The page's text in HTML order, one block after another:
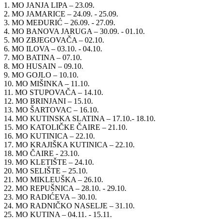
1. MO JANJA LIPA – 23.09.
2. MO JAMARICE – 24.09. - 25.09.
3. MO MEĐURIĆ – 26.09. - 27.09.
4. MO BANOVA JARUGA – 30.09. - 01.10.
5. MO ZBJEGOVAČA – 02.10.
6. MO ILOVA – 03.10. - 04.10.
7. MO BATINA – 07.10.
8. MO HUSAIN – 09.10.
9. MO GOJLO – 10.10.
10. MO MIŠINKA – 11.10.
11. MO STUPOVAČA – 14.10.
12. MO BRINJANI – 15.10.
13. MO ŠARTOVAC – 16.10.
14. MO KUTINSKA SLATINA – 17.10.- 18.10.
15. MO KATOLIČKE ČAIRE – 21.10.
16. MO KUTINICA – 22.10.
17. MO KRAJIŠKA KUTINICA – 22.10.
18. MO ČAIRE - 23.10.
19. MO KLETIŠTE – 24.10.
20. MO SELIŠTE – 25.10.
21. MO MIKLEUŠKA – 26.10.
22. MO REPUŠNICA – 28.10. - 29.10.
23. MO RADIĆEVA – 30.10.
24. MO RADNIČKO NASELJE – 31.10.
25. MO KUTINA – 04.11. - 15.11.